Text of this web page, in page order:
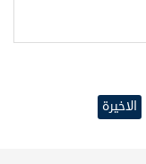
الاخيرة